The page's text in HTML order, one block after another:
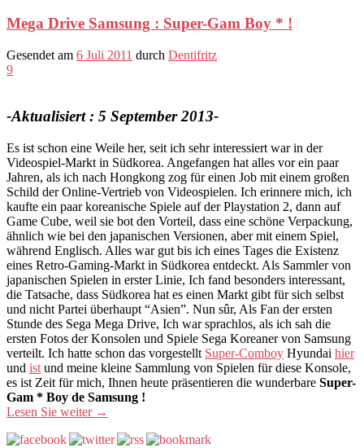
Mega Drive Samsung : Super-Gam Boy * !
Gesendet am 6 Juli 2011 durch Dentifritz
9
-Aktualisiert : 5 September 2013-
Es ist schon eine Weile her, seit ich sehr interessiert war in der
Videospiel-Markt in Südkorea. Angefangen hat alles vor ein paar
Jahren, als ich nach Hongkong zog für einen Job mit einem großen
Schild der Online-Vertrieb von Videospielen. Ich erinnere mich, ich
kaufte ein paar koreanische Spiele auf der Playstation 2, dann auf
Game Cube, weil sie bot den Vorteil, dass eine schöne Verpackung,
ähnlich wie bei den japanischen Versionen, aber mit einem Spiel,
während Englisch. Alles war gut bis ich eines Tages die Existenz
eines Retro-Gaming-Markt in Südkorea entdeckt. Als Sammler von
japanischen Spielen in erster Linie, Ich fand besonders interessant,
die Tatsache, dass Südkorea hat es einen Markt gibt für sich selbst
und nicht Partei überhaupt “Asien”. Nun sûr, Als Fan der ersten
Stunde des Sega Mega Drive, Ich war sprachlos, als ich sah die
ersten Fotos der Konsolen und Spiele Sega Koreaner von Samsung
verteilt. Ich hatte schon das vorgestellt Super-Comboy Hyundai hier
und ist und meine kleine Sammlung von Spielen für diese Konsole,
es ist Zeit für mich, Ihnen heute präsentieren die wunderbare Super-
Gam * Boy de Samsung !
Lesen Sie weiter →